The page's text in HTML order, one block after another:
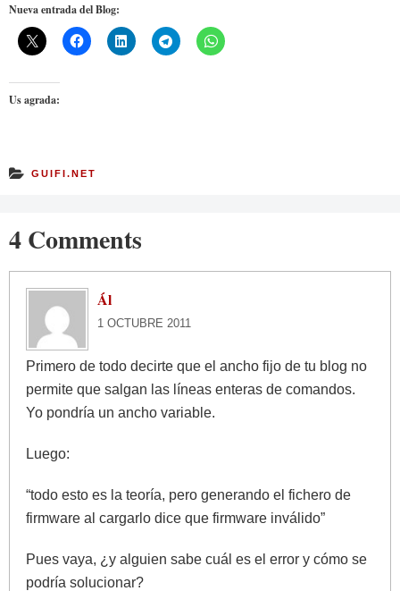
Nueva entrada del Blog:
Us agrada:
GUIFI.NET
4 Comments
Ál
1 OCTUBRE 2011
Primero de todo decirte que el ancho fijo de tu blog no
permite que salgan las líneas enteras de comandos.
Yo pondría un ancho variable.
Luego:
“todo esto es la teoría, pero generando el fichero de
firmware al cargarlo dice que firmware inválido”
Pues vaya, ¿y alguien sabe cuál es el error y cómo se
podría solucionar?